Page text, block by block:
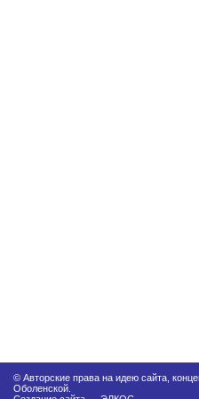
© Авторские права на идею сайта,
Оболенской.